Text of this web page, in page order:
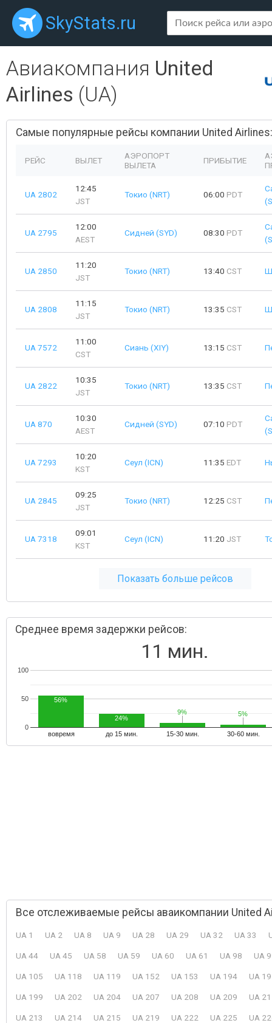
SkyStats.ru
Авиакомпания United
Airlines (UA)
Самые популярные рейсы компании United Airlines:
РЕЙС ВЫЛЕТ
АЭРОПОРТ
ВЫЛЕТА
ПРИБЫТИЕ
UA 2802
12:45
JST
Токио (NRT) 06:00 PDT
UA 2795
12:00
AEST
Сидней (SYD) 08:30 PDT
UA 2850
11:20
JST
Токио (NRT) 13:40 CST
UA 2808
11:15
JST
Токио (NRT) 13:35 CST
UA 7572
11:00
CST
Сиань (XIY) 13:15 CST
UA 2822
10:35
JST
Токио (NRT) 13:35 CST
UA 870
10:30
AEST
Сидней (SYD) 07:10 PDT
UA 7293
10:20
KST
Сеул (ICN) 11:35 EDT
UA 2845
09:25
JST
Токио (NRT) 12:25 CST
UA 7318
09:01
KST
Сеул (ICN) 11:20 JST
Показать больше рейсов
Среднее время задержки рейсов:
11 мин.
вовремя до 15 мин. 15-30 мин. 30-60 мин.
0
50
100
56%
24%
9%
9% 5%
5%
Все отслеживаемые рейсы аваикомпании United
UA 1 UA 2 UA 8 UA 9 UA 28 UA 29 UA 32 UA 33
UA 44 UA 45 UA 58 UA 59 UA 60 UA 61 UA 98 UA
UA 105 UA 118 UA 119 UA 152 UA 153 UA 194 UA
UA 199 UA 202 UA 204 UA 207 UA 208 UA 209 UA
UA 213 UA 214 UA 215 UA 219 UA 222 UA 225 UA